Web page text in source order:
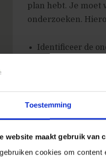
Toestemming
website maakt gebruik van
cookies om
plan hebt. Je moet
onderzoeken.
Identificeer de
Beauty and